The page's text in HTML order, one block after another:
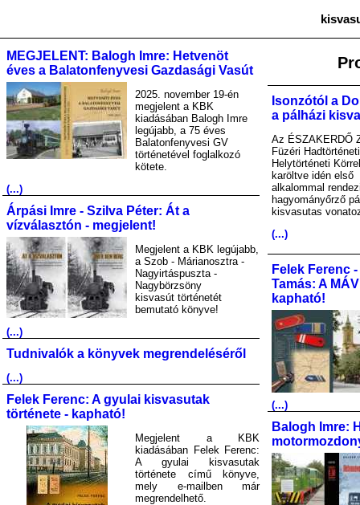
MEGJELENT: Balogh Imre: Hetvenöt
éves a Balatonfenyvesi Gazdasági Vasút
2025. november 19-én
megjelent a KBK
kiadásában Balogh Imre
legújabb, a 75 éves
Balatonfenyvesi GV
történetével foglalkozó
kötete.
(...)
Árpási Imre - Szilva Péter: Át a
vízválasztón - megjelent!
Megjelent a KBK legújabb,
a Szob - Márianosztra -
Nagyirtáspuszta -
Nagybörzsöny
kisvasút történetét
bemutató könyve!
(...)
Tudnivalók a könyvek megrendeléséről
(...)
Felek Ferenc: A gyulai kisvasutak
története - kapható!
Megjelent a KBK
kiadásában Felek Ferenc:
A gyulai kisvasutak
története című könyve,
mely e-mailben már
megrendelhető.
Isonzótól a
a pálházi
Az ÉSZAKERDŐ
Füzéri
Helytörténeti Körrel
karöltve idén első
alkalommal
hagyományőrző
kisvasutas
(...)
Felek Ferenc
Tamás: A
kapható!
(...)
Balogh Imre: